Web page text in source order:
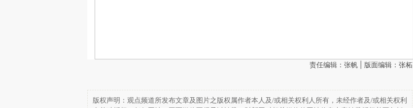
责任编辑：张帆 | 版面编辑：张柘
版权声明：观点频道所发布文章及图片之版权属作者本人及/或相关权利人所有，未经作者及/或相关权利